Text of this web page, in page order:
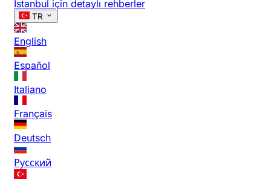
Istanbul için detaylı rehberler
TR
English
Español
Italiano
Français
Deutsch
Русский